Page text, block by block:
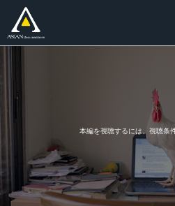
本編を視聴するには、視聴条